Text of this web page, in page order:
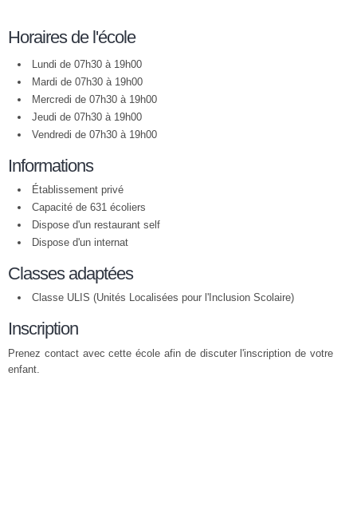
Horaires de l'école
Lundi de 07h30 à 19h00
Mardi de 07h30 à 19h00
Mercredi de 07h30 à 19h00
Jeudi de 07h30 à 19h00
Vendredi de 07h30 à 19h00
Informations
Établissement privé
Capacité de 631 écoliers
Dispose d'un restaurant self
Dispose d'un internat
Classes adaptées
Classe ULIS (Unités Localisées pour l'Inclusion Scolaire)
Inscription
Prenez contact avec cette école afin de discuter l'inscription de votre
enfant.